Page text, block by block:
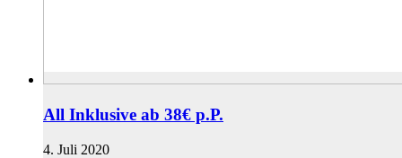
All Inklusive ab 38€ p.P.
4. Juli 2020